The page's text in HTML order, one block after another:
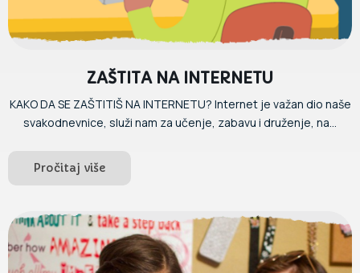
ZAŠTITA NA INTERNETU
KAKO DA SE ZAŠTITIŠ NA INTERNETU? Internet je važan dio naše
svakodnevnice, služi nam za učenje, zabavu i druženje, na...
Pročitaj više